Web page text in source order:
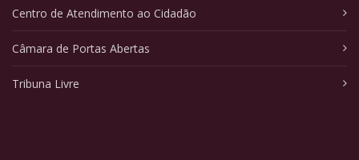
Centro de Atendimento ao Cidadão
Câmara de Portas Abertas
Tribuna Livre